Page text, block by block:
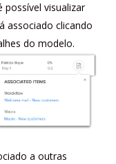
possível visualizar
associado clicando
do modelo.
a outras